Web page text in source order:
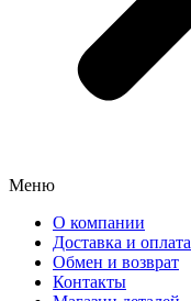
Меню
О компании
Доставка и оплата
Обмен и возврат
Контакты